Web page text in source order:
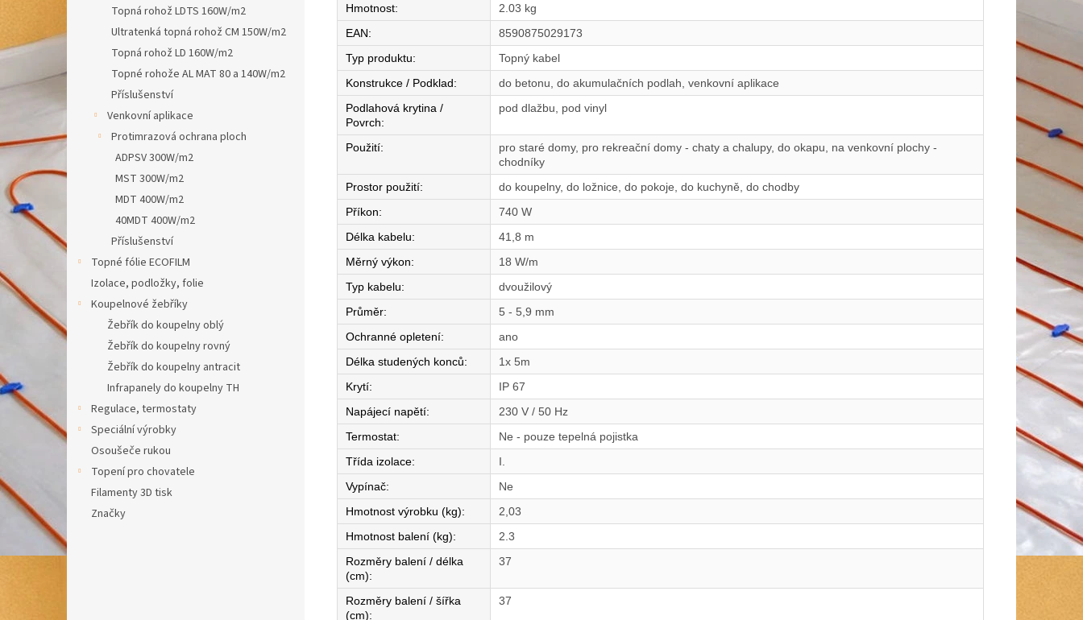
Topná rohož LDTS 160W/m2
Ultratenká topná rohož CM 150W/m2
Topná rohož LD 160W/m2
Topné rohože AL MAT 80 a 140W/m2
Příslušenství
Venkovní aplikace
Protimrazová ochrana ploch
ADPSV 300W/m2
MST 300W/m2
MDT 400W/m2
40MDT 400W/m2
Příslušenství
Topné fólie ECOFILM
Izolace, podložky, folie
Koupelnové žebříky
Žebřík do koupelny oblý
Žebřík do koupelny rovný
Žebřík do koupelny antracit
Infrapanely do koupelny TH
Regulace, termostaty
Speciální výrobky
Osoušeče rukou
Topení pro chovatele
Filamenty 3D tisk
Značky
Hmotnost:
2.03 kg
EAN:
8590875029173
Typ produktu:
Topný kabel
Konstrukce / Podklad:
do betonu, do akumulačních podlah, venkovní aplikace
Podlahová krytina /
Povrch:
pod dlažbu, pod vinyl
Použití:
pro staré domy, pro rekreační domy - chaty a chalupy, do okapu, na venkovní plochy -
chodníky
Prostor použití:
do koupelny, do ložnice, do pokoje, do kuchyně, do chodby
Příkon:
740 W
Délka kabelu:
41,8 m
Měrný výkon:
18 W/m
Typ kabelu:
dvoužilový
Průměr:
5 - 5,9 mm
Ochranné opletení:
ano
Délka studených konců:
1x 5m
Krytí:
IP 67
Napájecí napětí:
230 V / 50 Hz
Termostat:
Ne - pouze tepelná pojistka
Třída izolace:
I.
Vypínač:
Ne
Hmotnost výrobku (kg):
2,03
Hmotnost balení (kg):
2.3
Rozměry balení / délka
(cm):
37
Rozměry balení / šířka
(cm):
37